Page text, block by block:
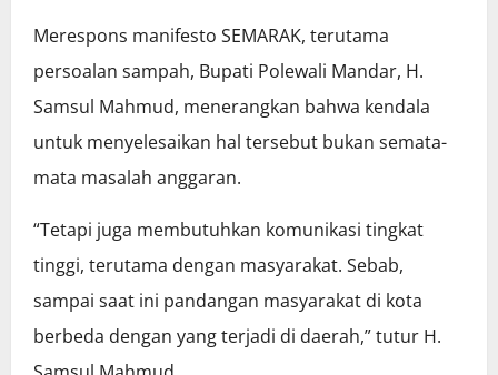
Merespons manifesto SEMARAK, terutama
persoalan sampah, Bupati Polewali Mandar, H.
Samsul Mahmud, menerangkan bahwa kendala
untuk menyelesaikan hal tersebut bukan semata-
mata masalah anggaran.
“Tetapi juga membutuhkan komunikasi tingkat
tinggi, terutama dengan masyarakat. Sebab,
sampai saat ini pandangan masyarakat di kota
berbeda dengan yang terjadi di daerah,” tutur H.